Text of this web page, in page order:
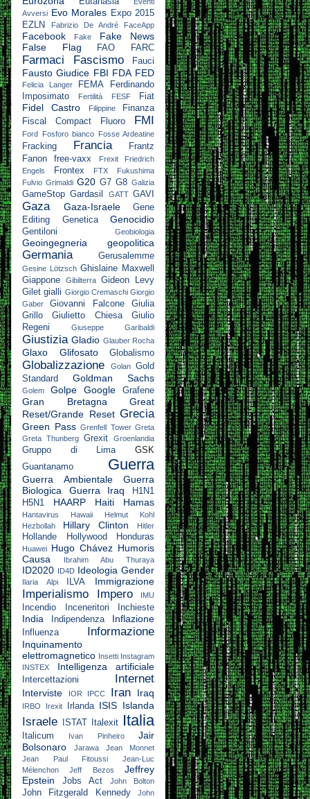
Avversi Evo Morales Expo 2015
EZLN
Fabrizio De André FaceApp
Facebook Fake
Fake News
False Flag
FAO FARC
Farmaci Fascismo Fauci
Fausto Giudice FBI FDA FED
Felicia Langer FEMA
Ferdinando
Imposimato
Fertilità FESF Fiat
Fidel Castro Filippine
Finanza
Fiscal Compact
Fluoro FMI
Ford Fosforo bianco Fosse Ardeatine
Fracking Francia
Frantz
Fanon
free-vaxx Frexit
Friedrich
Engels
Frontex FTX
Fukushima
Fulvio Grimaldi G20 G7 G8 Galizia
GameStop Gardasil GATT GAVI
Gaza Gaza-Israele
Gene
Editing
Genetica Genocidio
Gentiloni Geobiologia
Geoingegneria geopolitica
Germania Gerusalemme
Gesine Lötzsch Ghislaine Maxwell
Giappone
Gibilterra Gideon Levy
Gilet gialli Giorgio Cremaschi Giorgio
Gaber
Giovanni Falcone
Giulia
Grillo
Giulietto Chiesa
Giulio
Regeni
Giuseppe Garibaldi
Giustizia Gladio Glauber Rocha
Glaxo Glifosato Globalismo
Globalizzazione Golan Gold
Standard
Goldman Sachs
Golem Golpe Google Grafene
Gran Bretagna
Great
Reset/Grande Reset Grecia
Green Pass Grenfell Tower Greta
Greta Thunberg Grexit Groenlandia
Gruppo di Lima
GSK
Guantanamo
Guerra
Guerra Ambientale
Guerra
Biologica
Guerra Iraq
H1N1
H5N1
HAARP Haiti Hamas
Hantavirus Hawaii
Helmut Kohl
Hezbollah
Hillary Clinton Hitler
Hollande Hollywood Honduras
Huawei Hugo Chávez Humoris
Causa
Ibrahim Abu Thuraya
ID2020 ID4D Ideologia Gender
Ilaria Alpi ILVA Immigrazione
Imperialismo Impero IMU
Incendio Inceneritori Inchieste
India Indipendenza Inflazione
Influenza Informazione
Inquinamento
elettromagnetico Insetti Instagram
INSTEX
Intelligenza artificiale
Intercettazioni Internet
Interviste IOR IPCC Iran Iraq
IRBO Irexit Irlanda ISIS Islanda
Israele ISTAT Italexit Italia
Italicum Ivan Pinheiro
Jair
Bolsonaro
Jarawa
Jean Monnet
Jean Paul Fitoussi
Jean-Luc
Mélenchon
Jeff Bezos
Jeffrey
Epstein
Jobs Act John Bolton
John Fitzgerald Kennedy
John